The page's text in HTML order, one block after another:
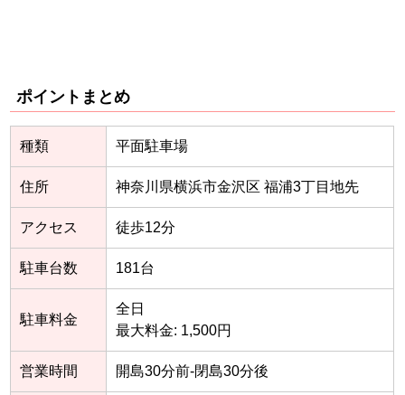
ポイントまとめ
種類 平面駐車場
住所 神奈川県横浜市金沢区 福浦3丁目地先
アクセス 徒歩12分
駐車台数 181台
駐車料金
全日
最大料金: 1,500円
営業時間 開島30分前-閉島30分後